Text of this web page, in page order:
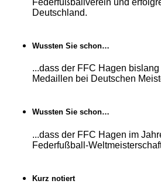
Deutschland.
Wussten Sie schon…
...dass der FFC Hagen
Medaillen bei Deutschen
Wussten Sie schon…
...dass der FFC Hagen im
Federfußball-
Kurz notiert